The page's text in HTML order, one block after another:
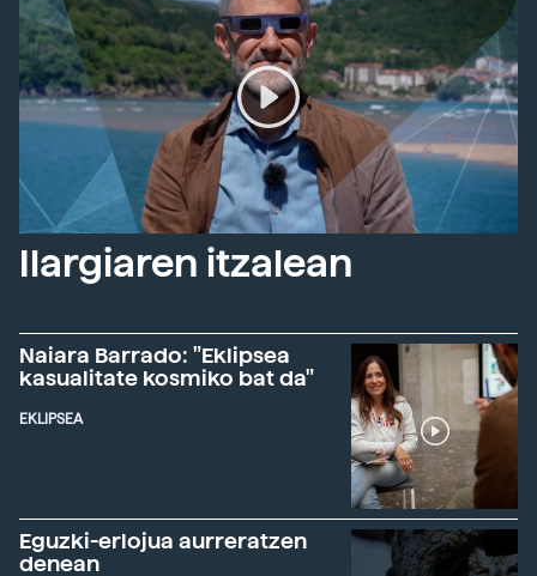
Ilargiaren itzalean
Naiara Barrado: "Eklipsea
kasualitate kosmiko bat da"
EKLIPSEA
Eguzki-erlojua aurreratzen
denean